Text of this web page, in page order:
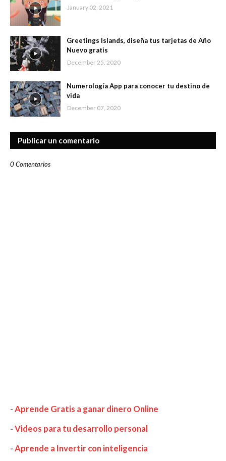
January 02, 2021
Greetings Islands, diseña tus tarjetas de Año
Nuevo gratis
December 25, 2020
Numerología App para conocer tu destino de
vida
December 07, 2020
Publicar un comentario
0 Comentarios
-Aprende Gratis a ganar dinero Online
-Videos para tu desarrollo personal
-Aprende a Invertir con inteligencia